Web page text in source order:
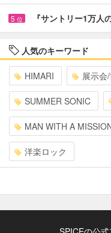
5 位 『サントリー1万
人気のキーワード
HIMARI 展示会
SUMMER SONIC
MAN WITH A
洋楽ロック